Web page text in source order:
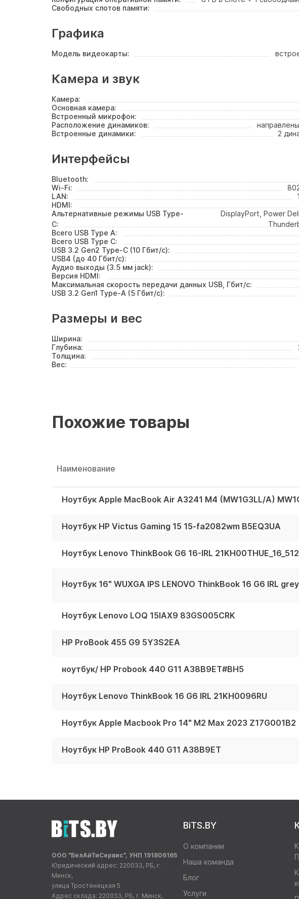
Свободных слотов памяти:
Графика
Модель видеокарты:
Камера и звук
Камера:
Основная камера:
Встроенный микрофон:
Расположение динамиков:
Встроенные динамики:
2
Интерфейсы
Bluetooth:
Wi-Fi:
LAN:
HDMI:
Альтернативные режимы USB Type-
C:
DisplayPort, Power
Всего USB Type A:
Всего USB Type C:
USB 3.2 Gen2 Type-C (10 Гбит/с):
USB4 (до 40 Гбит/с):
Аудио выходы (3.5 мм jack):
Версия HDMI:
Максимальная скорость передачи данных USB, Гбит/с:
USB 3.2 Gen1 Type-A (5 Гбит/с):
Размеры и вес
Ширина:
Глубина:
Толщина:
Вес:
Похожие товары
Наименование
Ноутбук Apple MacBook Air A3241 M4 (MW1G3LL/A)
Ноутбук HP Victus Gaming 15 15-fa2082wm B5EQ3UA
Ноутбук Lenovo ThinkBook G6 16-IRL 21KH00THUE_16_512
Ноутбук Lenovo LOQ 15IAX9 83GS005CRK
HP ProBook 455 G9 5Y3S2EA
ноутбук/ HP Probook 440 G11 A38B9ET#BH5
Ноутбук Lenovo ThinkBook 16 G6 IRL 21KH0096RU
Ноутбук Apple Macbook Pro 14" M2 Max 2023 Z17G001B2
Ноутбук HP ProBook 440 G11 A38B9ET
BiTS.BY
О компании
Наша команда
Блог
Услуги
ООО "БелАйТиСервис", УНП 191806165
Юридический адрес: 220033, РБ, г.
Минск,
улица Тростенецкая 5
Адрес склада: 220033, РБ, г. Минск,